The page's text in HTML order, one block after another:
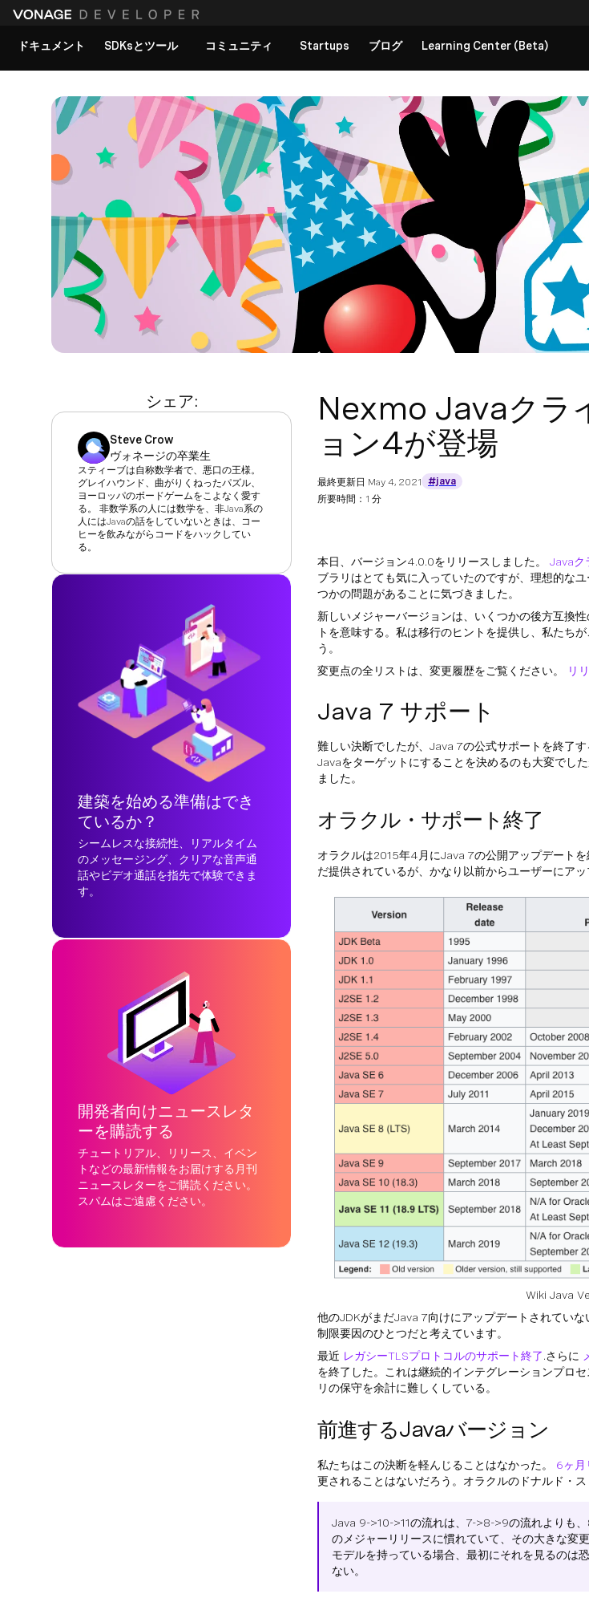
ドキュメント
SDKsとツール コミュニティ Startups ブログ Learning Center (Beta)
シェア:
Steve Crow
ヴォネージの卒業生
スティーブは自称数学者で、悪口の王様。
グレイハウンド、曲がりくねったパズル、
ヨーロッパのボードゲームをこよなく愛す
る。 非数学系の人には数学を、非Java系の
人にはJavaの話をしていないときは、コー
ヒーを飲みながらコードをハックしてい
る。
建築を始める準備はでき
ているか？
シームレスな接続性、リアルタイム
のメッセージング、クリアな音声通
話やビデオ通話を指先で体験できま
す。
開発者向けニュースレタ
ーを購読する
チュートリアル、リリース、イベン
トなどの最新情報をお届けする月刊
ニュースレターをご購読ください。
スパムはご遠慮ください。
Nexmo Javaクラ
ョン4が登場
最終更新日 May 4, 2021
#java
所要時間：1 分
本日、バージョン4.0.0をリリースしました。 Javaク
ブラリはとても気に入っていたのですが、理想的な
つかの問題があることに気づきました。
新しいメジャーバージョンは、いくつかの後方互換
トを意味する。私は移行のヒントを提供し、私たち
う。
変更点の全リストは、変更履歴をご覧ください。
リ
Java 7 サポート
難しい決断でしたが、Java 7の公式サポートを終了
Javaをターゲットにすることを決めるのも大変でし
ました。
オラクル・サポート終了
オラクルは2015年4月にJava 7の公開アップデート
だ提供されているが、かなり以前からユーザーにアッ
Wiki Java
他のJDKがまだJava 7向けにアップデートされてい
制限要因のひとつだと考えています。
最近 レガシーTLSプロトコルのサポート終了.さらに
を終了した。これは継続的インテグレーションプロ
リの保守を余計に難しくしている。
前進するJavaバージョン
私たちはこの決断を軽んじることはなかった。 6ヶ月
更されることはないだろう。オラクルのドナルド・ス
Java 9->10->11の流れは、7->8->9の流れよりも
のメジャーリリースに慣れていて、その大きな変
モデルを持っている場合、最初にそれを見るのは
ない。